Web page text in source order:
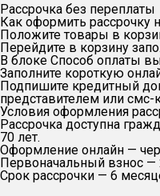
Рассрочка без переплаты
Как оформить рассрочку
Положите товары в
Перейдите в корзину
В блоке Способ оплаты
Заполните короткую
Подпишите кредитный
представителем или смс-
Условия оформления
Рассрочка доступна
70 лет.
Оформление онлайн —
Первоначальный взнос —
Срок рассрочки — 6